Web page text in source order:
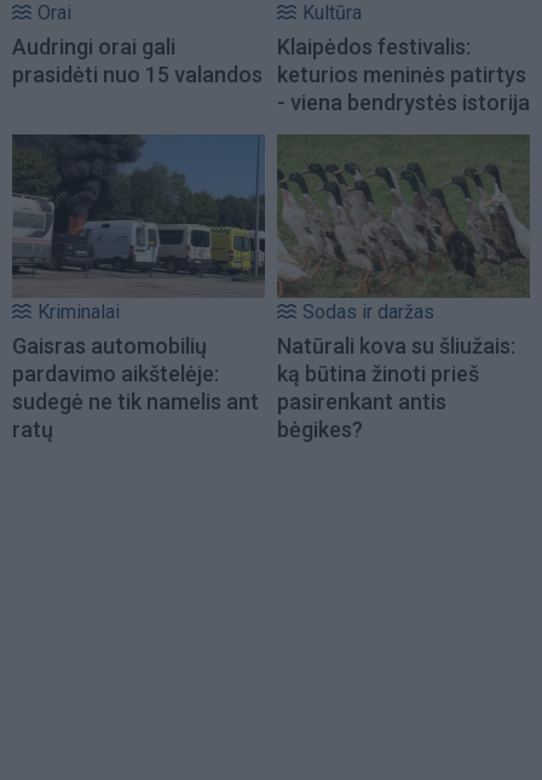
Orai
Audringi orai gali
prasidėti nuo 15 valandos
Kultūra
Klaipėdos festivalis:
keturios meninės patirtys
- viena bendrystės istorija
Kriminalai
Gaisras automobilių
pardavimo aikštelėje:
sudegė ne tik namelis ant
ratų
Sodas ir daržas
Natūrali kova su šliužais:
ką būtina žinoti prieš
pasirenkant antis
bėgikes?